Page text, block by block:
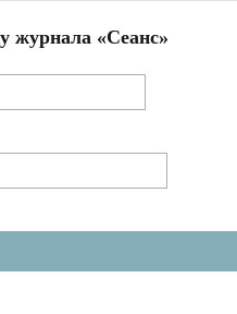
журнала «Сеанс»